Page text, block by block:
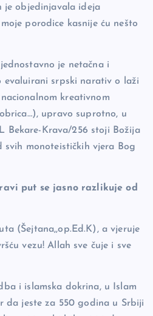
je objedinjavala ideja
porodice kasnije ću nešto
je netačna i
evaluirani srpski narativ o laži
kreativnom
upravo suprotno, u
Bekare-Krava/256 stoji Božija
svih monoteističkih vjera Bog
put se jasno razlikuje od
(Šejtana,,op.Ed.K), a vjeruje
vezu! Allah sve čuje i sve
i islamska dokrina, u Islam
da jeste za 550 godina u Srbiji